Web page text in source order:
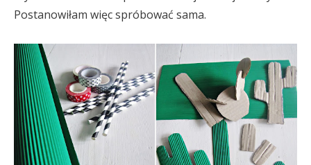
Postanowiłam więc spróbować sama.